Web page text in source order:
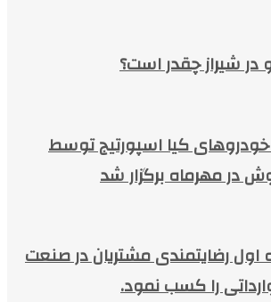
در شیراز چقدر است؟
کیا اسپورتیج توسط
در مهرماه برگزار شد
اول رضایتمندی مشتریان در صنعت
را کسب نمود.